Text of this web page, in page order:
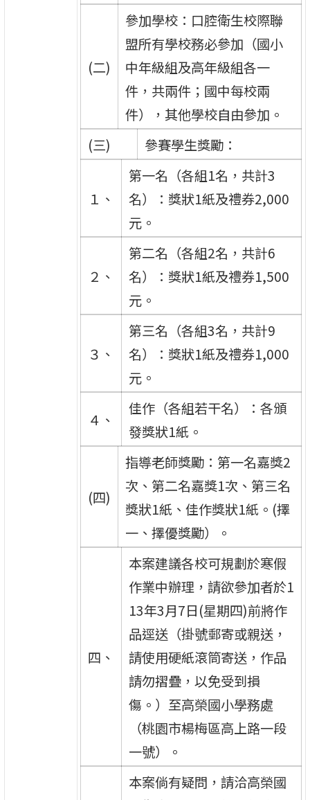
(二)
參加學校：口腔衛生校際聯
盟所有學校務必參加（國小
中年級組及高年級組各一
件，共兩件；國中每校兩
件），其他學校自由參加。
(三)
參賽學生獎勵：
１、
第一名（各組1名，共計3
名）：獎狀1紙及禮券2,000
元。
２、
第二名（各組2名，共計6
名）：獎狀1紙及禮券1,500
元。
３、
第三名（各組3名，共計9
名）：獎狀1紙及禮券1,000
元。
４、
佳作（各組若干名）：各頒
發獎狀1紙。
(四)
指導老師獎勵：第一名嘉獎2
次、第二名嘉獎1次、第三名
獎狀1紙、佳作獎狀1紙。(擇
一、擇優獎勵）。
四、
本案建議各校可規劃於寒假
作業中辦理，請欲參加者於1
13年3月7日(星期四)前將作
品逕送（掛號郵寄或親送，
請使用硬紙滾筒寄送，作品
請勿摺疊，以免受到損
傷。）至高榮國小學務處
（桃園市楊梅區高上路一段
一號）。
本案倘有疑問，請洽高榮國